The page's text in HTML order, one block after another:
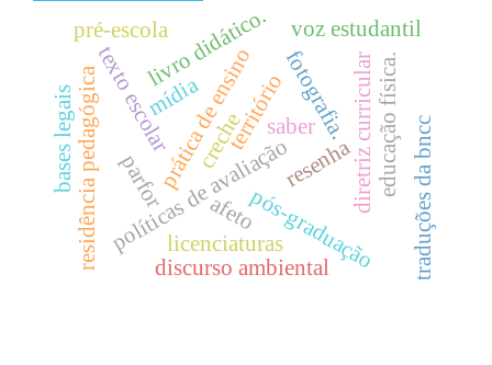
resenha
território diretriz curricular
prática de ensino
texto escolar
políticas de avaliaçãopós-graduação
saber
discurso ambiental
mídia
residência pedagógica
livro didático.
licenciaturas
parfor
voz estudantil
e
d
u
c
a
ç
ã
o
f
í
s
i
c
a
.
pré-escola
creche
bases legais traduções da bncc
fotografia.
afeto